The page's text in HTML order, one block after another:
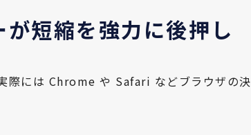
短縮を強力に後押し
際には Chrome や Safari などブラウザの決